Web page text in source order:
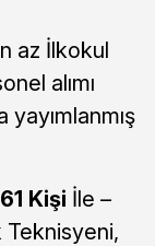
az İlkokul
alımı
Kişi İle –
Teknisyeni,